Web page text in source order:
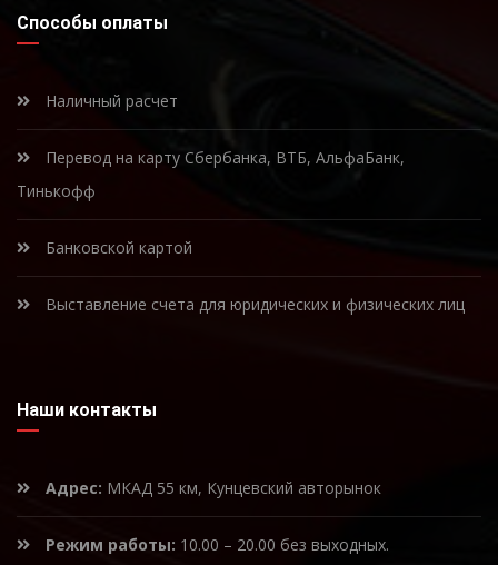
Способы оплаты
Наличный расчет
Перевод на карту Сбербанка, ВТБ, АльфаБанк,
Тинькофф
Банковской картой
Выставление счета для юридических и физических лиц
Наши контакты
Адрес: МКАД 55 км, Кунцевский авторынок
Режим работы: 10.00 – 20.00 без выходных.